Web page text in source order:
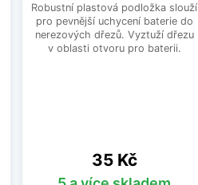
Robustní plastová podložka slouží
pro pevnější uchycení baterie do
nerezových dřezů. Vyztuží dřezu
v oblasti otvoru pro baterii.
Cena
35 Kč